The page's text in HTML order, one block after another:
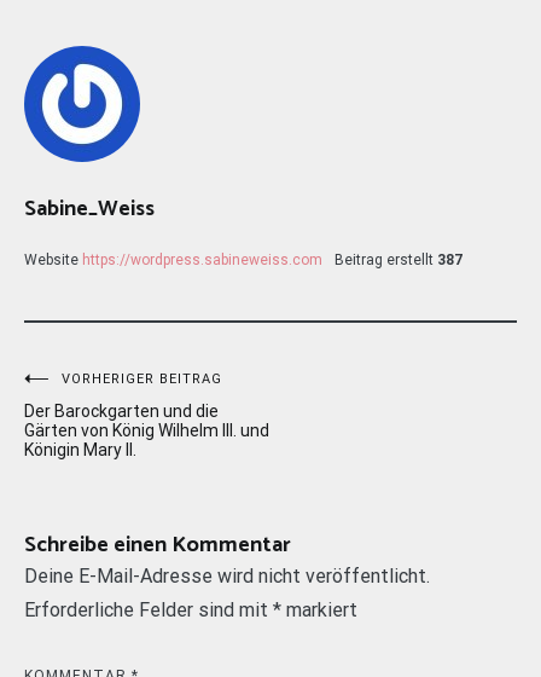
Sabine_Weiss
Website https://wordpress.sabineweiss.com Beitrag erstellt 387
Beitragsnavigation
VORHERIGER BEITRAG
Der Barockgarten und die
Gärten von König Wilhelm III. und
Königin Mary II.
Schreibe einen Kommentar
Deine E-Mail-Adresse wird nicht veröffentlicht.
Erforderliche Felder sind mit * markiert